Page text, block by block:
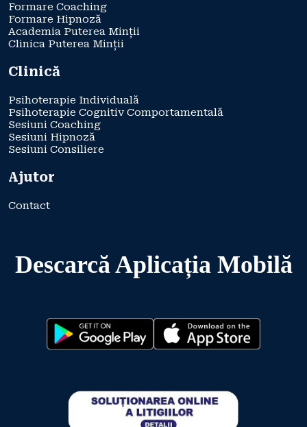
Formare Coaching
Formare Hipnoză
Academia Puterea Minții
Clinica Puterea Minții
Clinică
Psihoterapie Individuală
Psihoterapie Cognitiv Comportamentală
Sesiuni Coaching
Sesiuni Hipnoză
Sesiuni Consiliere
Ajutor
Contact
Descarcă Aplicația Mobilă